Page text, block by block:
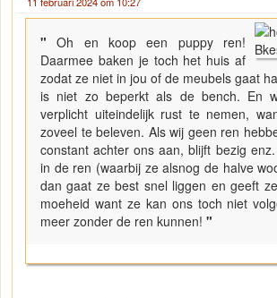
"Oh en koop een puppy ren!
Daarmee baken je toch het huis af
zodat ze niet in jou of de meubels gaat
is niet zo beperkt als de bench. En
verplicht uiteindelijk rust te nemen,
zoveel te beleven. Als wij geen ren
constant achter ons aan, blijft bezig
in de ren (waarbij ze alsnog de halve
dan gaat ze best snel liggen en geeft
moeheid want ze kan ons toch niet
meer zonder de ren kunnen! "